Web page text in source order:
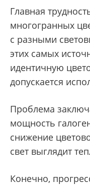
Главная
многогранных
с разными
этих самых
идентичную
допускается
Проблема
мощность
снижение
свет выглядит
Конечно,